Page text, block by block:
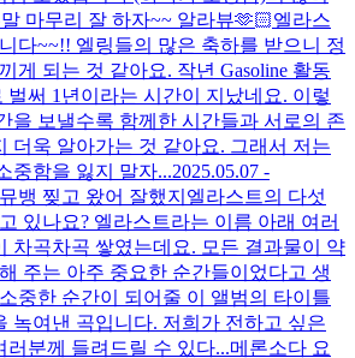
마무리 잘 하자~~ 알라뷰🫶🏻엘라스
다~~!! 엘링들의 많은 축하를 받으니 정
게 되는 것 같아요. 작년 Gasoline 활동
벌써 1년이라는 시간이 지났네요. 이렇
을 보낼수록 함께한 시간들과 서로의 존
더욱 알아가는 것 같아요. 그래서 저는
중함을 잃지 말자...2025.05.07 -
뱅 찢고 왔어 잘했지 엘라스트의 다섯
있나요? 엘라스트라는 이름 아래 여러
차곡차곡 쌓였는데요. 모든 결과물이 약
주는 아주 중요한 순간들이었다고 생
중한 순간이 되어줄 이 앨범의 타이틀
녹여낸 곡입니다. 저희가 전하고 싶은
러분께 들려드릴 수 있다...메론소다 요